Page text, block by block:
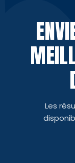
Les